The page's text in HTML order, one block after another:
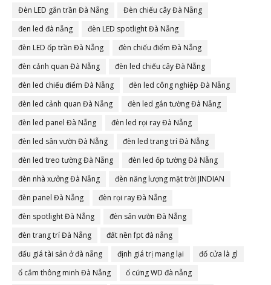
Đèn LED gắn trần Đà Nẵng
Đèn chiếu cây Đà Nẵng
đen led đà nẵng
đèn LED spotlight Đà Nẵng
đèn LED ốp trần Đà Nẵng
đèn chiếu điểm Đà Nẵng
đèn cảnh quan Đà Nẵng
đèn led chiếu cây Đà Nẵng
đèn led chiếu điểm Đà Nẵng
đèn led công nghiệp Đà Nẵng
đèn led cảnh quan Đà Nẵng
đèn led gắn tường Đà Nẵng
đèn led panel Đà Nẵng
đèn led rọi ray Đà Nẵng
đèn led sân vườn Đà Nẵng
đèn led trang trí Đà Nẵng
đèn led treo tường Đà Nẵng
đèn led ốp tường Đà Nẵng
đèn nhà xưởng Đà Nẵng
đèn năng lượng mặt trời JINDIAN
đèn panel Đà Nẵng
đèn rọi ray Đà Nẵng
đèn spotlight Đà Nẵng
đèn sân vườn Đà Nẵng
đèn trang trí Đà Nẵng
đất nền fpt đà nẵng
đấu giá tài sản ở đà nẵng
định giá trị mang lại
đố cửa là gì
ổ cắm thông minh Đà Nẵng
ổ cứng WD đà nẵng